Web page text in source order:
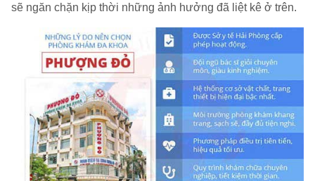
sẽ ngăn chặn kịp thời những ảnh hưởng đã liệt kê ở trên.